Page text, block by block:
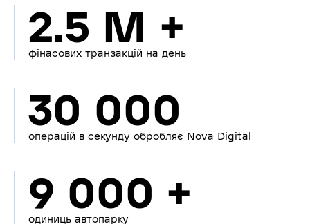
2.5 M +
фінасових транзакцій на день
30 000
операцій в секунду обробляє Nova Digital
9 000 +
одиниць автопарку